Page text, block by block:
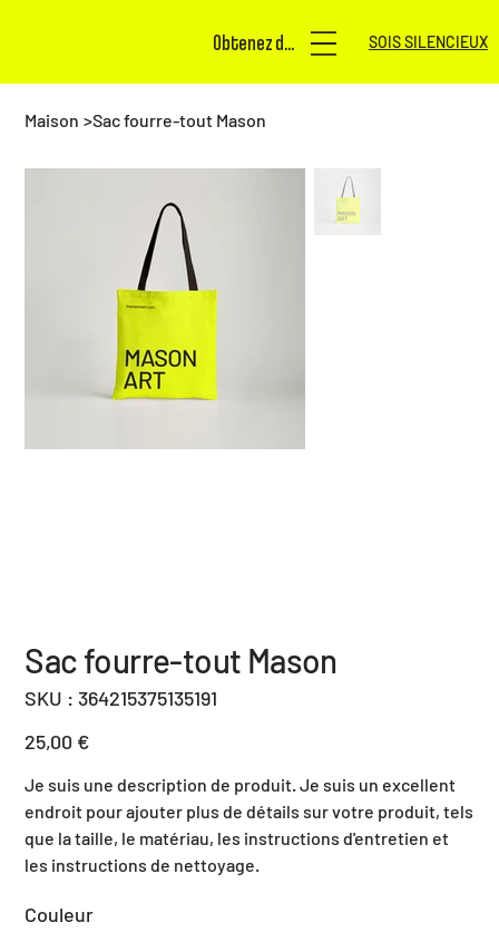
SOIS SILENCIEUX
Obtenez des billets
Maison >Sac fourre-tout Mason
Sac fourre-tout Mason
SKU : SKU
364215375135191
364215375135191
25,00 €
Je suis une description de produit. Je suis un excellent
endroit pour ajouter plus de détails sur votre produit, tels
que la taille, le matériau, les instructions d'entretien et
les instructions de nettoyage.
Couleur